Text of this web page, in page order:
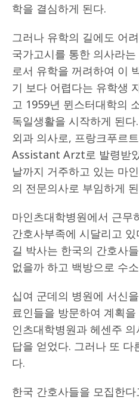
학을 결심하게 된다.
그러나 유학의 길에도 어
국가고시를 통한 의사라
로서 유학을 꺼려하여 이
기 보다 어렵다는 유학생
고 1959년 뮌스터대학의
독일생활을 시작하게 된
외과 의사로, 프랑크푸르
Assistant Arzt로 발령받
날까지 거주하고 있는 마
의 전문의사로 부임하게
마인츠대학병원에서 근무
간호사부족에 시달리고
길 박사는 한국의 간호사
없을까 하고 백방으로 수
십여 군데의 병원에 서신
료인들을 방문하여 계획
인츠대학병원과 헤센주
답을 얻었다. 그러나 또
다.
한국 간호사들을 모집한